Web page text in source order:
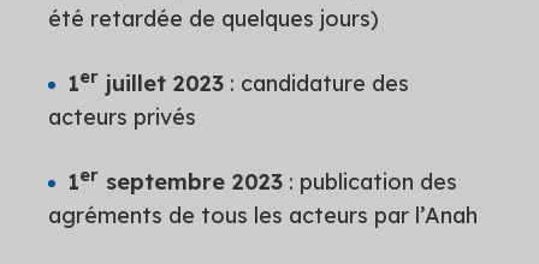
été retardée de quelques jours)
1er juillet 2023 : candidature des
acteurs privés
1er septembre 2023 : publication des
agréments de tous les acteurs par l’Anah